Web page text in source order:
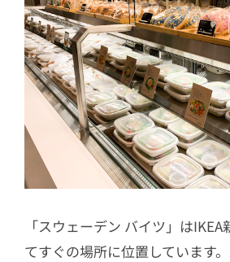
「スウェーデン バイツ」は
てすぐの場所に位置しています